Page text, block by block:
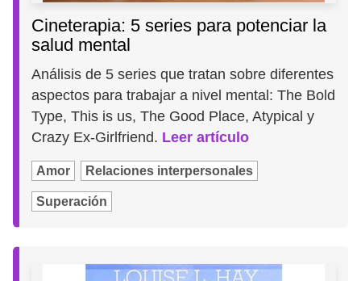
Cineterapia: 5 series para potenciar la
salud mental
Análisis de 5 series que tratan sobre diferentes
aspectos para trabajar a nivel mental: The Bold
Type, This is us, The Good Place, Atypical y
Crazy Ex-Girlfriend. Leer artículo
Amor Relaciones interpersonales
Superación